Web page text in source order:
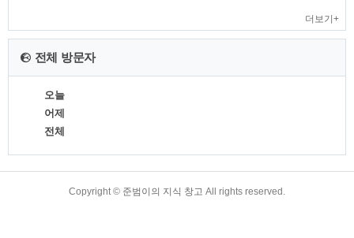
더보기+
전체 방문자
오늘
어제
전체
Copyright © 준범이의 지식 창고 All rights reserved.
TistoryWhaleSkin3.4